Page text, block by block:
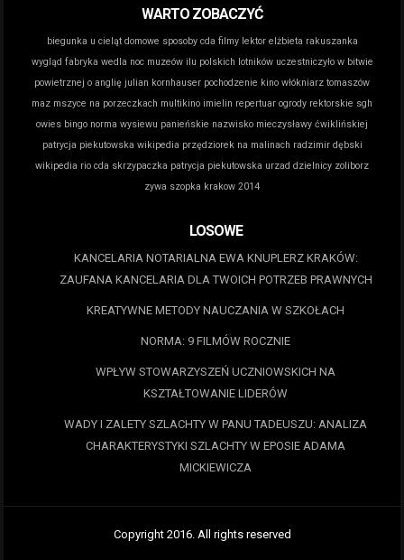
WARTO ZOBACZYĆ
biegunka u cieląt domowe sposoby cda filmy lektor elżbieta rakuszanka
wygląd fabryka wedla noc muzeów ilu polskich lotników uczestniczyło w bitwie
powietrznej o anglię julian kornhauser pochodzenie kino włókniarz tomaszów
maz mszyce na porzeczkach multikino imielin repertuar ogrody rektorskie sgh
owies bingo norma wysiewu panieńskie nazwisko mieczysławy ćwiklińskiej
patrycja piekutowska wikipedia przędziorek na malinach radzimir dębski
wikipedia rio cda skrzypaczka patrycja piekutowska urzad dzielnicy zoliborz
zywa szopka krakow 2014
LOSOWE
KANCELARIA NOTARIALNA EWA KNUPLERZ KRAKÓW:
ZAUFANA KANCELARIA DLA TWOICH POTRZEB PRAWNYCH
KREATYWNE METODY NAUCZANIA W SZKOŁACH
NORMA: 9 FILMÓW ROCZNIE
WPŁYW STOWARZYSZEŃ UCZNIOWSKICH NA
KSZTAŁTOWANIE LIDERÓW
WADY I ZALETY SZLACHTY W PANU TADEUSZU: ANALIZA
CHARAKTERYSTYKI SZLACHTY W EPOSIE ADAMA
MICKIEWICZA
Copyright 2016. All rights reserved